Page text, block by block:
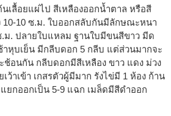
เลื้อยแผ่ไป สีเหลืองออกน้ำตาล หรือสี
10-10 ซ.ม. ใบออกสลับกันมีลักษณะหนา
.ม. ปลายใบแหลม ฐานใบมีขนสีขาว มีด
าหุบเย็น มีกลีบดอก 5 กลีบ แต่ส่วนมากจะ
อนกัน กลีบดอกมีสีเหลือง ขาว แดง ม่วง
าเข้า เกสรตัวผู้มีมาก รังไข่มี 1 ห้อง ก้าน
แยกออกเป็น 5-9 แฉก เมล็ดมีสีดำออก